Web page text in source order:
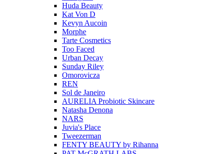
Huda Beauty
Kat Von D
Kevyn Aucoin
Morphe
Tarte Cosmetics
Too Faced
Urban Decay
Sunday Riley
Omorovicza
REN
Sol de Janeiro
AURELIA Probiotic Skincare
Natasha Denona
NARS
Juvia's Place
Tweezerman
FENTY BEAUTY by Rihanna